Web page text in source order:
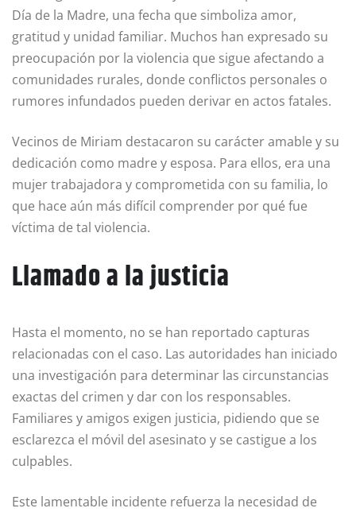
Día de la Madre, una fecha que simboliza amor,
gratitud y unidad familiar. Muchos han expresado su
preocupación por la violencia que sigue afectando a
comunidades rurales, donde conflictos personales o
rumores infundados pueden derivar en actos fatales.
Vecinos de Miriam destacaron su carácter amable y su
dedicación como madre y esposa. Para ellos, era una
mujer trabajadora y comprometida con su familia, lo
que hace aún más difícil comprender por qué fue
víctima de tal violencia.
Llamado a la justicia
Hasta el momento, no se han reportado capturas
relacionadas con el caso. Las autoridades han iniciado
una investigación para determinar las circunstancias
exactas del crimen y dar con los responsables.
Familiares y amigos exigen justicia, pidiendo que se
esclarezca el móvil del asesinato y se castigue a los
culpables.
Este lamentable incidente refuerza la necesidad de